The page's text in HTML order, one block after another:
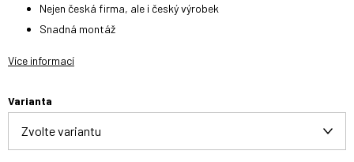
Nejen česká firma, ale i český výrobek
Snadná montáž
Více informací
Varianta